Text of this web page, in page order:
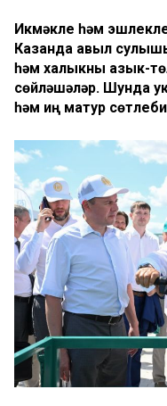
Икмәкле һәм
Казанда авыл
һәм халыкны азык-
сөйләшәләр. Шунда
һәм иң матур